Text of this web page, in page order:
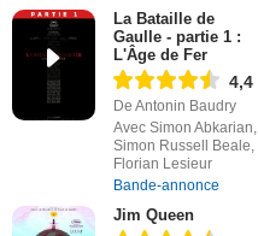
La Bataille de
Gaulle - partie 1 :
L'Âge de Fer
4,4
De Antonin Baudry
Avec Simon Abkarian,
Simon Russell Beale,
Florian Lesieur
Bande-annonce
Jim Queen